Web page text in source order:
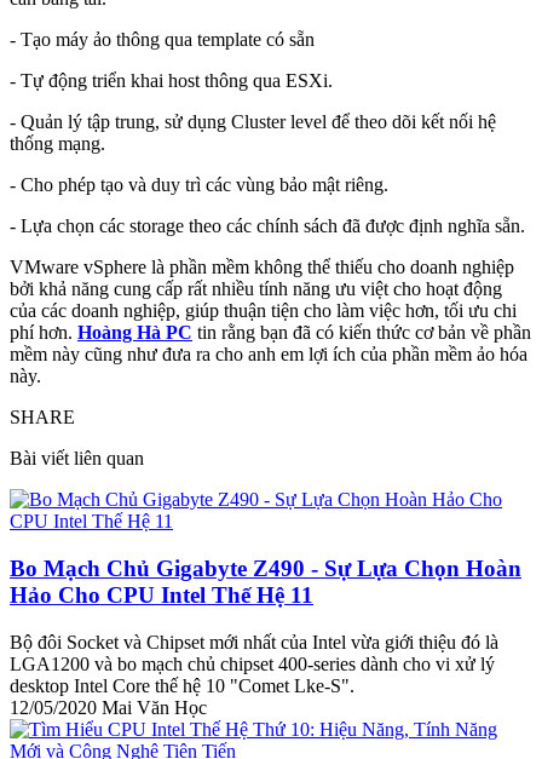
- Tạo máy ảo thông qua template có sẵn
- Tự động triển khai host thông qua ESXi.
- Quản lý tập trung, sử dụng Cluster level để theo dõi kết nối hệ
thống mạng.
- Cho phép tạo và duy trì các vùng bảo mật riêng.
- Lựa chọn các storage theo các chính sách đã được định nghĩa sẵn.
VMware vSphere là phần mềm không thể thiếu cho doanh nghiệp
bởi khả năng cung cấp rất nhiều tính năng ưu việt cho hoạt động
của các doanh nghiệp, giúp thuận tiện cho làm việc hơn, tối ưu chi
phí hơn. Hoàng Hà PC tin rằng bạn đã có kiến thức cơ bản về phần
mềm này cũng như đưa ra cho anh em lợi ích của phần mềm ảo hóa
này.
SHARE
Bài viết liên quan
Bo Mạch Chủ Gigabyte Z490 - Sự Lựa Chọn Hoàn
Hảo Cho CPU Intel Thế Hệ 11
Bộ đôi Socket và Chipset mới nhất của Intel vừa giới thiệu đó là
LGA1200 và bo mạch chủ chipset 400-series dành cho vi xử lý
desktop Intel Core thế hệ 10 "Comet Lke-S".
12/05/2020 Mai Văn Học